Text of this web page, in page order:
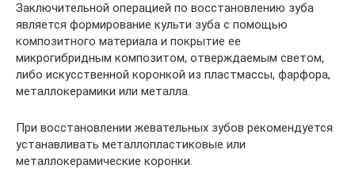
Заключительной операцией по восстановлению зуба
является формирование культи зуба с помощью
композитного материала и покрытие ее
микрогибридным композитом, отверждаемым светом,
либо искусственной коронкой из пластмассы, фарфора,
металлокерамики или металла.
При восстановлении жевательных зубов рекомендуется
устанавливать металлопластиковые или
металлокерамические коронки.